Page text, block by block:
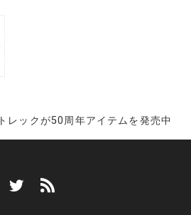
トレックが50周年アイテムを発売中